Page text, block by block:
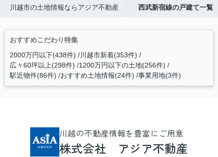
川越市の土地情報ならアジア不動産 西武新宿線の戸建て一覧
おすすめこだわり特集
2000万円以下(438件) 川越市新着(353件)
広々60坪以上(298件) 1200万円以下の土地(256件)
駅近物件(86件) おすすめ土地情報(24件) 事業用地(3件)
川越の不動産情報を豊富にご用意
株式会社 アジア不動産